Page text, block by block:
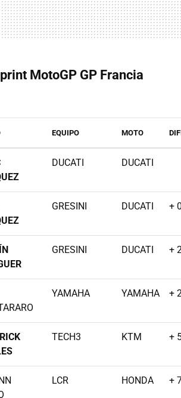
MotoGP GP Francia
EQUIPO MOTO
DUCATI DUCATI
GRESINI DUCATI +
GRESINI DUCATI +
YAMAHA YAMAHA +
TECH3 KTM +
LCR HONDA +